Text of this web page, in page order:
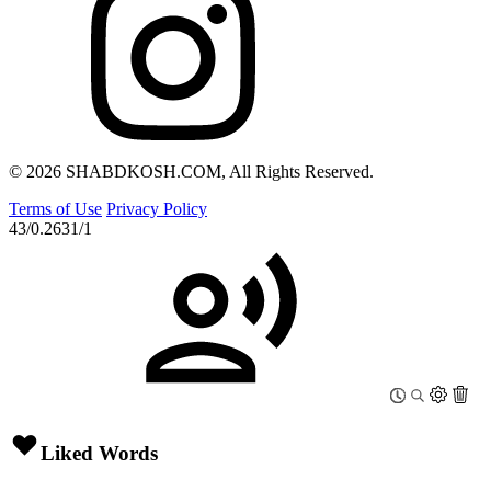
© 2026 SHABDKOSH.COM, All Rights Reserved.
Terms of Use Privacy Policy
43/0.2631/1
Liked Words